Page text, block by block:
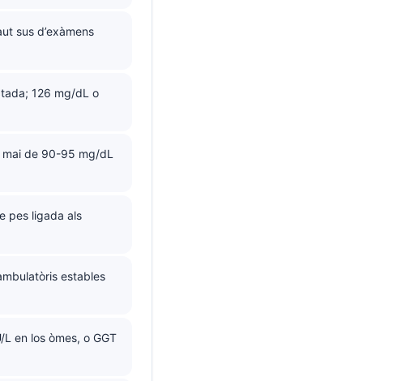
sus d’exàmens
126 mg/dL o
mai de 90-95 mg/dL
pes ligada als
estables
en los òmes, o GGT